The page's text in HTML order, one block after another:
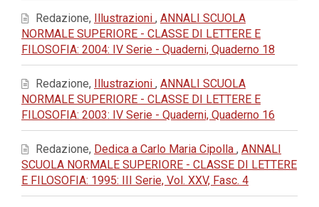
Redazione, Illustrazioni , ANNALI SCUOLA
NORMALE SUPERIORE - CLASSE DI LETTERE E
FILOSOFIA: 2004: IV Serie - Quaderni, Quaderno 18
Redazione, Illustrazioni , ANNALI SCUOLA
NORMALE SUPERIORE - CLASSE DI LETTERE E
FILOSOFIA: 2003: IV Serie - Quaderni, Quaderno 16
Redazione, Dedica a Carlo Maria Cipolla , ANNALI
SCUOLA NORMALE SUPERIORE - CLASSE DI LETTERE
E FILOSOFIA: 1995: III Serie, Vol. XXV, Fasc. 4